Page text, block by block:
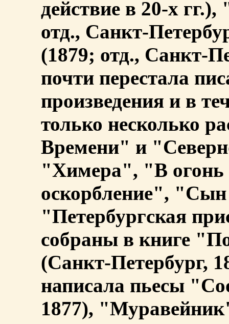
действие в 20-х
отд., Санкт-
(1879; отд., Санкт-
почти перестала
произведения и в
только несколько
Времени" и
"Химера", "В огонь
оскорбление",
"Петербургская
собраны в книге
(Санкт-Петербург,
написала пьесы
1877),